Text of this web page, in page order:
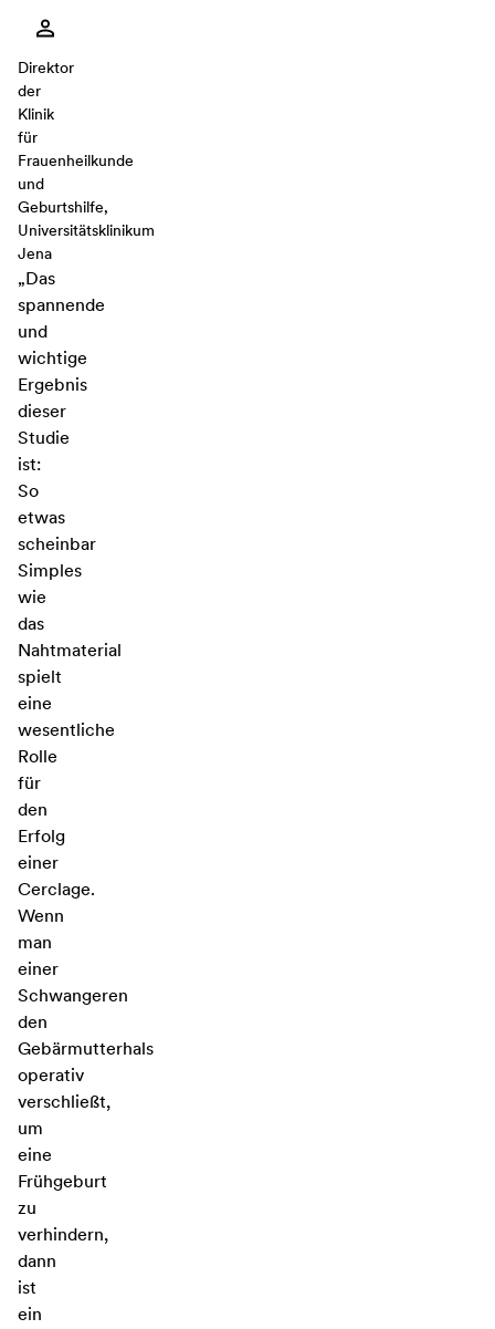
Direktor
der
Klinik
für
Frauenheilkunde
und
Geburtshilfe,
Universitätsklinikum
Jena
„Das
spannende
und
wichtige
Ergebnis
dieser
Studie
ist:
So
etwas
scheinbar
Simples
wie
das
Nahtmaterial
spielt
eine
wesentliche
Rolle
für
den
Erfolg
einer
Cerclage.
Wenn
man
einer
Schwangeren
den
Gebärmutterhals
operativ
verschließt,
um
eine
Frühgeburt
zu
verhindern,
dann
ist
ein